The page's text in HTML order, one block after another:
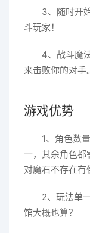
3、随时开
斗玩家！
4、战斗魔
来击败你的对手。
游戏优势
1、角色数
一，其余角色都
对魔石不存在有
2、玩法单
馆大概也算？